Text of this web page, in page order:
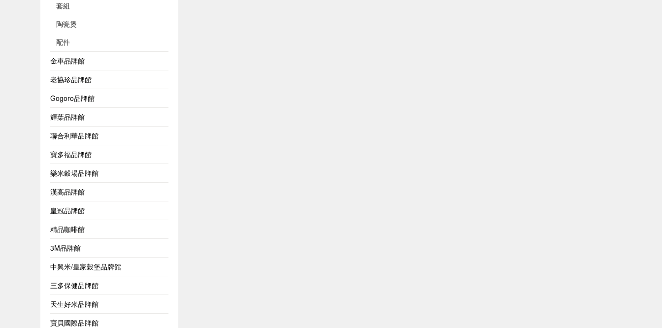
套組
陶瓷煲
配件
金車品牌館
老協珍品牌館
Gogoro品牌館
輝葉品牌館
聯合利華品牌館
寶多福品牌館
樂米穀場品牌館
漢高品牌館
皇冠品牌館
精品咖啡館
3M品牌館
中興米/皇家穀堡品牌館
三多保健品牌館
天生好米品牌館
寶貝國際品牌館